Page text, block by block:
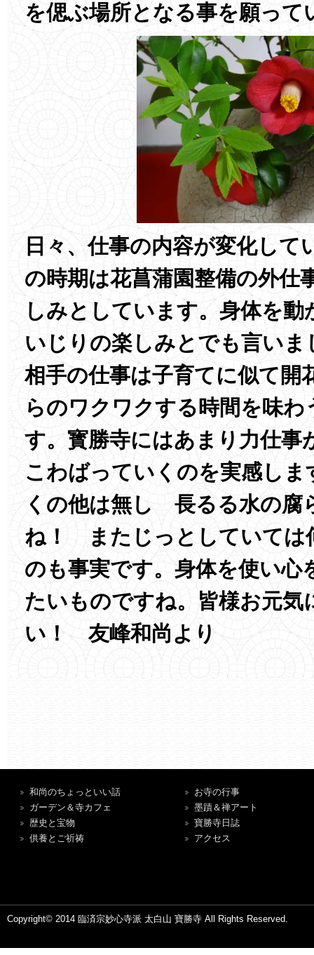
を偲ぶ場所となる事を願って
日々、仕事の内容が変化して
の時期は花菖蒲園整備の外仕
しみとしています。身体を
いじりの楽しみとでも言い
相手の仕事は子育てに似て開
らのワクワクする時間を味わ
す。寳勝寺にはあまり力仕事
こわばっていくのを実感しま
くの他は無し 長るる水の腐
ね！ またじっとしていては
のも事実です。身体を使い心
たいものですね。皆様お元気
い！ 友峰和尚より
和尚のちょっといい話
ガーデン＆寺カフェ
歴史と宝物
供養とご祈祷
お寺の行事
墨蹟＆禅アート
寶勝寺日誌
アクセス
Copyright© 2014 臨済宗妙心寺派 太白山 寶勝寺 All Rights Reserved.